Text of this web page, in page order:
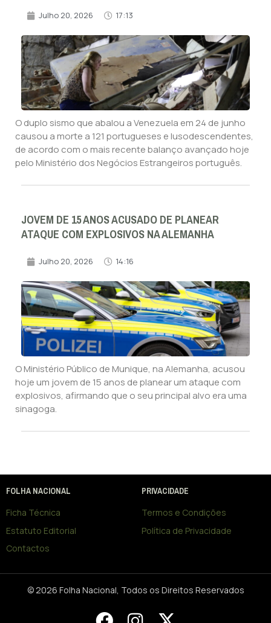
Julho 20, 2026 17:13
O duplo sismo que abalou a Venezuela em 24 de junho
causou a morte a 121 portugueses e lusodescendentes,
de acordo com o mais recente balanço avançado hoje
pelo Ministério dos Negócios Estrangeiros português.
JOVEM DE 15 ANOS ACUSADO DE PLANEAR
ATAQUE COM EXPLOSIVOS NA ALEMANHA
Julho 20, 2026 14:16
O Ministério Público de Munique, na Alemanha, acusou
hoje um jovem de 15 anos de planear um ataque com
explosivos, afirmando que o seu principal alvo era uma
sinagoga.
FOLHA NACIONAL
Ficha Técnica
Estatuto Editorial
Contactos
PRIVACIDADE
Termos e Condições
Política de Privacidade
© 2026 Folha Nacional, Todos os Direitos Reservados